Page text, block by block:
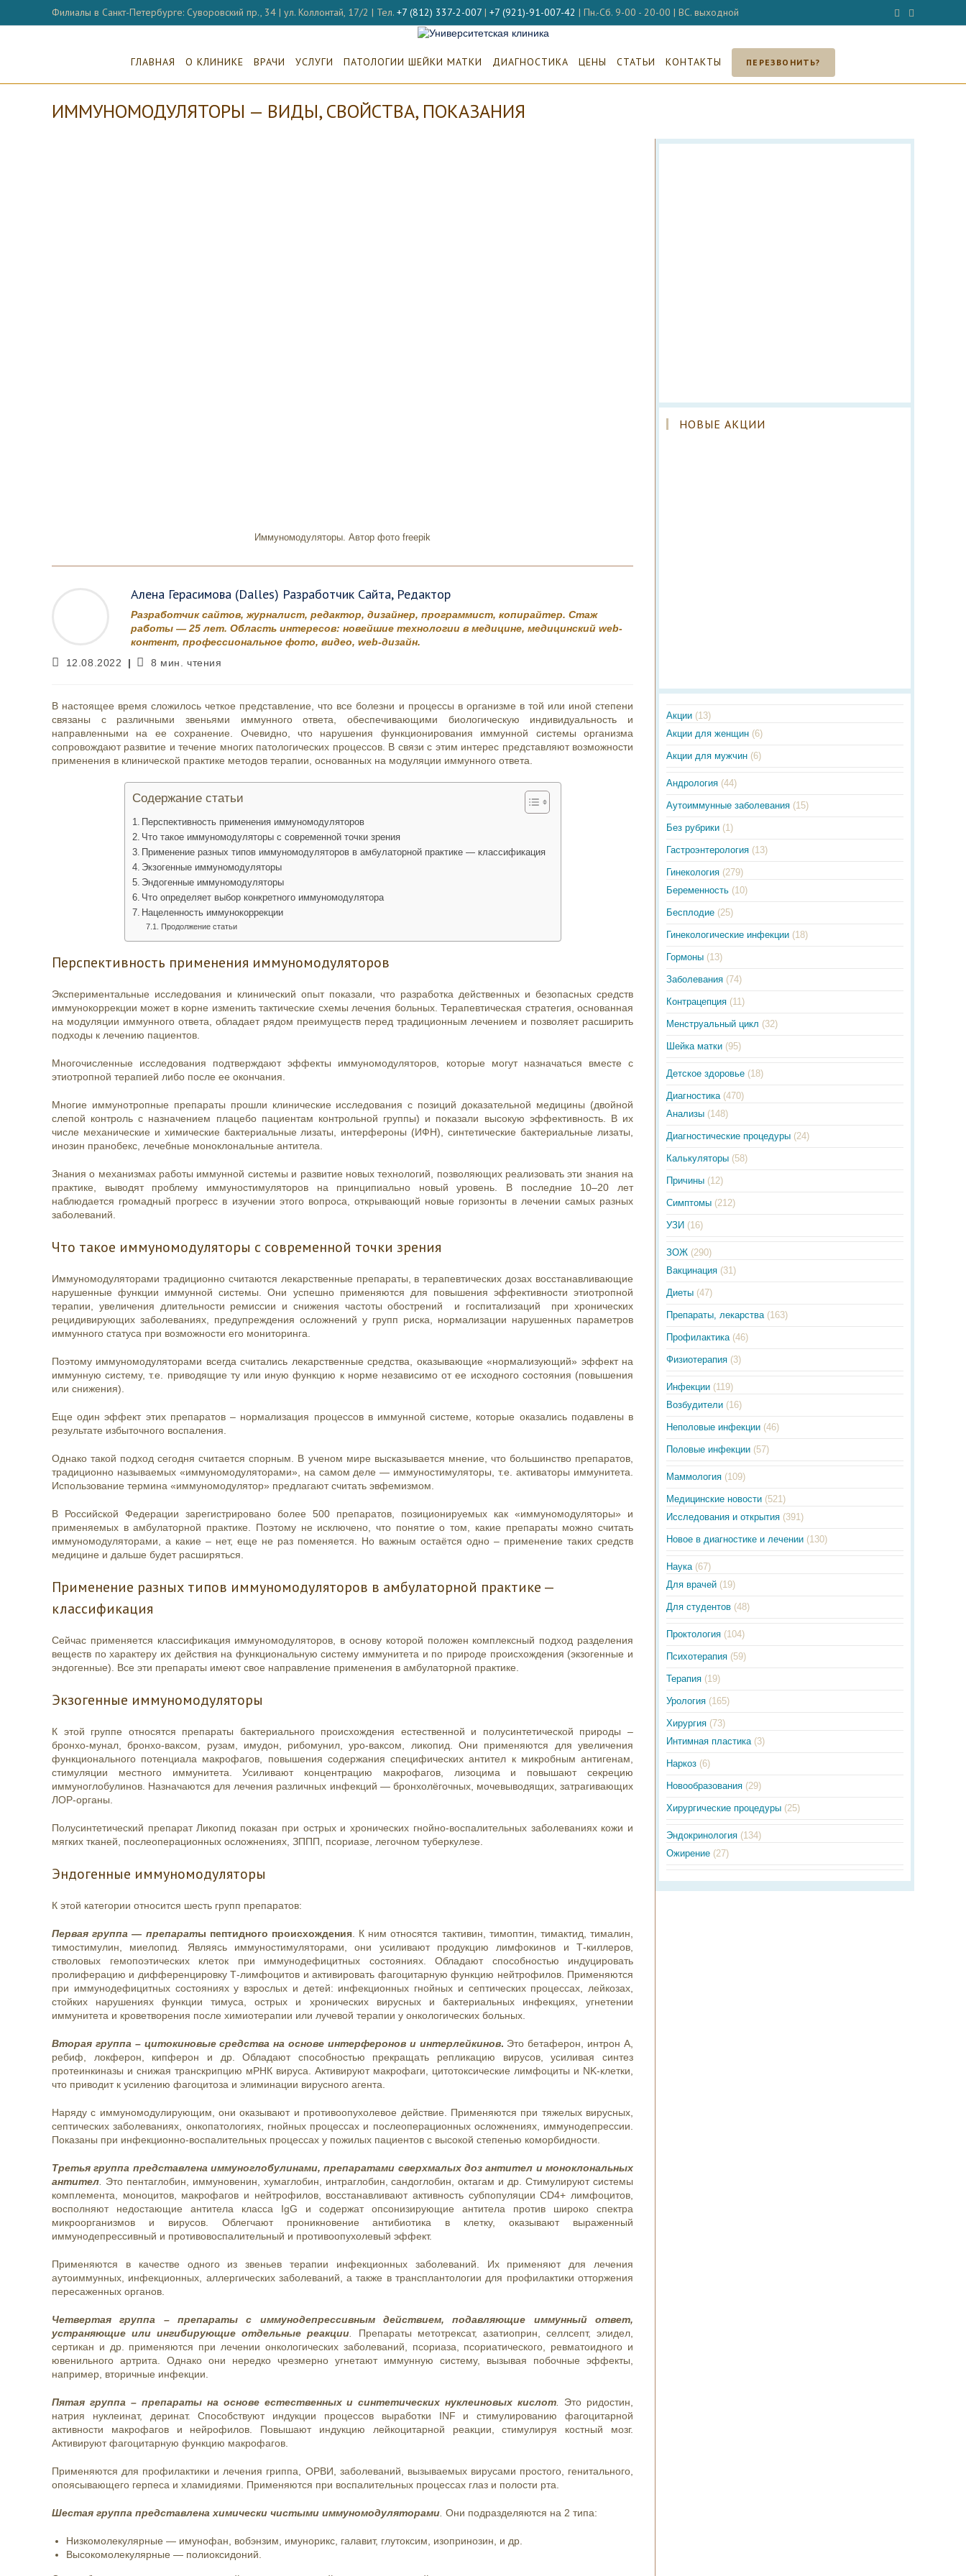
Филиалы в Санкт-Петербурге: Суворовский пр., 34 | ул. Коллонтай, 17/2 | Тел. +7 (812) 337-2-007 | +7 (921)-91-007-42 | Пн.-Сб. 9-00 - 20-00 | ВС. выходной
ГЛАВНАЯ О КЛИНИКЕ ВРАЧИ УСЛУГИ ПАТОЛОГИИ ШЕЙКИ МАТКИ ДИАГНОСТИКА ЦЕНЫ СТАТЬИ КОНТАКТЫ ПЕРЕЗВОНИТЬ?
ИММУНОМОДУЛЯТОРЫ — ВИДЫ, СВОЙСТВА, ПОКАЗАНИЯ
Иммуномодуляторы. Автор фото freepik
Алена Герасимова (Dalles) Разработчик Сайта, Редактор
Разработчик сайтов, журналист, редактор, дизайнер, программист, копирайтер. Стаж
работы — 25 лет. Область интересов: новейшие технологии в медицине, медицинский web-
контент, профессиональное фото, видео, web-дизайн.
Запись
12.08.2022
Время
8 мин. чтения
В настоящее время сложилось четкое представление, что все болезни и процессы в организме в той или иной степени
связаны с различными звеньями иммунного ответа, обеспечивающими биологическую индивидуальность и
направленными на ее сохранение. Очевидно, что нарушения функционирования иммунной системы организма
сопровождают развитие и течение многих патологических процессов. В связи с этим интерес представляют возможности
применения в клинической практике методов терапии, основанных на модуляции иммунного ответа.
Содержание статьи
Перспективность применения иммуномодуляторов
Что такое иммуномодуляторы с современной точки зрения
Применение разных типов иммуномодуляторов в амбулаторной практике — классификация
Экзогенные иммуномодуляторы
Эндогенные иммуномодуляторы
Что определяет выбор конкретного иммуномодулятора
Нацеленность иммунокоррекции
Продолжение статьи
Перспективность применения иммуномодуляторов
Экспериментальные исследования и клинический опыт показали, что разработка действенных и безопасных средств
иммунокоррекции может в корне изменить тактические схемы лечения больных. Терапевтическая стратегия, основанная
на модуляции иммунного ответа, обладает рядом преимуществ перед традиционным лечением и позволяет расширить
подходы к лечению пациентов.
Многочисленные исследования подтверждают эффекты иммуномодуляторов, которые могут назначаться вместе с
этиотропной терапией либо после ее окончания.
Многие иммунотропные препараты прошли клинические исследования с позиций доказательной медицины (двойной
слепой контроль с назначением плацебо пациентам контрольной группы) и показали высокую эффективность. В их
числе механические и химические бактериальные лизаты, интерфероны (ИФН), синтетические бактериальные лизаты,
инозин пранобекс, лечебные моноклональные антитела.
Знания о механизмах работы иммунной системы и развитие новых технологий, позволяющих реализовать эти знания на
практике, выводят проблему иммуностимуляторов на принципиально новый уровень. В последние 10–20 лет
наблюдается громадный прогресс в изучении этого вопроса, открывающий новые горизонты в лечении самых разных
заболеваний.
Что такое иммуномодуляторы с современной точки зрения
Иммуномодуляторами традиционно считаются лекарственные препараты, в терапевтических дозах восстанавливающие
нарушенные функции иммунной системы. Они успешно применяются для повышения эффективности этиотропной
терапии, увеличения длительности ремиссии и снижения частоты обострений и госпитализаций при хронических
рецидивирующих заболеваниях, предупреждения осложнений у групп риска, нормализации нарушенных параметров
иммунного статуса при возможности его мониторинга.
Поэтому иммуномодуляторами всегда считались лекарственные средства, оказывающие «нормализующий» эффект на
иммунную систему, т.е. приводящие ту или иную функцию к норме независимо от ее исходного состояния (повышения
или снижения).
Еще один эффект этих препаратов – нормализация процессов в иммунной системе, которые оказались подавлены в
результате избыточного воспаления.
Однако такой подход сегодня считается спорным. В ученом мире высказывается мнение, что большинство препаратов,
традиционно называемых «иммуномодуляторами», на самом деле — иммуностимуляторы, т.е. активаторы иммунитета.
Использование термина «иммуномодулятор» предлагают считать эвфемизмом.
В Российской Федерации зарегистрировано более 500 препаратов, позиционируемых как «иммуномодуляторы» и
применяемых в амбулаторной практике. Поэтому не исключено, что понятие о том, какие препараты можно считать
иммуномодуляторами, а какие – нет, еще не раз поменяется. Но важным остаётся одно – применение таких средств
медицине и дальше будет расширяться.
Применение разных типов иммуномодуляторов в амбулаторной практике —
классификация
Сейчас применяется классификация иммуномодуляторов, в основу которой положен комплексный подход разделения
веществ по характеру их действия на функциональную систему иммунитета и по природе происхождения (экзогенные и
эндогенные). Все эти препараты имеют свое направление применения в амбулаторной практике.
Экзогенные иммуномодуляторы
К этой группе относятся препараты бактериального происхождения естественной и полусинтетической природы –
бронхо-мунал, бронхо-ваксом, рузам, имудон, рибомунил, уро-ваксом, ликопид. Они применяются для увеличения
функционального потенциала макрофагов, повышения содержания специфических антител к микробным антигенам,
стимуляции местного иммунитета. Усиливают концентрацию макрофагов, лизоцима и повышают секрецию
иммуноглобулинов. Назначаются для лечения различных инфекций — бронхолёгочных, мочевыводящих, затрагивающих
ЛОР-органы.
Полусинтетический препарат Ликопид показан при острых и хронических гнойно-воспалительных заболеваниях кожи и
мягких тканей, послеоперационных осложнениях, ЗППП, псориазе, легочном туберкулезе.
Эндогенные иммуномодуляторы
К этой категории относится шесть групп препаратов:
Первая группа — препараты пептидного происхождения. К ним относятся тактивин, тимоптин, тимактид, тималин,
тимостимулин, миелопид. Являясь иммуностимуляторами, они усиливают продукцию лимфокинов и Т-киллеров,
стволовых гемопоэтических клеток при иммунодефицитных состояниях. Обладают способностью индуцировать
пролиферацию и дифференцировку Т-лимфоцитов и активировать фагоцитарную функцию нейтрофилов. Применяются
при иммунодефицитных состояниях у взрослых и детей: инфекционных гнойных и септических процессах, лейкозах,
стойких нарушениях функции тимуса, острых и хронических вирусных и бактериальных инфекциях, угнетении
иммунитета и кроветворения после химиотерапии или лучевой терапии у онкологических больных.
Вторая группа – цитокиновые средства на основе интерферонов и интерлейкинов. Это бетаферон, интрон А,
ребиф, локферон, кипферон и др. Обладают способностью прекращать репликацию вирусов, усиливая синтез
протеинкиназы и снижая транскрипцию мРНК вируса. Активируют макрофаги, цитотоксические лимфоциты и NK-клетки,
что приводит к усилению фагоцитоза и элиминации вирусного агента.
Наряду с иммуномодулирующим, они оказывают и противоопухолевое действие. Применяются при тяжелых вирусных,
септических заболеваниях, онкопатологиях, гнойных процессах и послеоперационных осложнениях, иммунодепрессии.
Показаны при инфекционно-воспалительных процессах у пожилых пациентов с высокой степенью коморбидности.
Третья группа представлена иммуноглобулинами, препаратами сверхмалых доз антител и моноклональных
антител
Это пентаглобин, иммуновенин, хумаглобин, интраглобин, сандоглобин, октагам и др. Стимулируют системы
комплемента, моноцитов, макрофагов и нейтрофилов, восстанавливают активность субпопуляции CD4+ лимфоцитов,
восполняют недостающие антитела класса IgG и содержат опсонизирующие антитела против широко спектра
микроорганизмов и вирусов. Облегчают проникновение антибиотика в клетку, оказывают выраженный
иммунодепрессивный и противовоспалительный и противоопухолевый эффект.
Применяются в качестве одного из звеньев терапии инфекционных заболеваний. Их применяют для лечения
аутоиммунных, инфекционных, аллергических заболеваний, а также в трансплантологии для профилактики отторжения
пересаженных органов.
Четвертая группа – препараты с иммунодепрессивным действием, подавляющие иммунный ответ,
устраняющие или ингибирующие отдельные реакции
Препараты метотрексат, азатиоприн, селлсепт, элидел,
сертикан и др. применяются при лечении онкологических заболеваний, псориаза, псориатического, ревматоидного и
ювенильного артрита. Однако они нередко чрезмерно угнетают иммунную систему, вызывая побочные эффекты,
например, вторичные инфекции.
Пятая группа – препараты на основе естественных и синтетических нуклеиновых кислот
Это ридостин,
натрия нуклеинат, деринат. Способствуют индукции процессов выработки INF и стимулированию фагоцитарной
активности макрофагов и нейрофилов. Повышают индукцию лейкоцитарной реакции, стимулируя костный мозг.
Активируют фагоцитарную функцию макрофагов.
Применяются для профилактики и лечения гриппа, ОРВИ, заболеваний, вызываемых вирусами простого, генитального,
опоясывающего герпеса и хламидиями. Применяются при воспалительных процессах глаз и полости рта.
Шестая группа представлена химически чистыми иммуномодуляторами Они подразделяются на 2 типа:
Низкомолекулярные — имунофан, вобэнзим, имунорикс, галавит, глутоксим, изопринозин, и др.
Высокомолекулярные — полиоксидоний.
НОВЫЕ АКЦИИ
Акции (13)
Акции для женщин (6)
Акции для мужчин (6)
Андрология (44)
Аутоиммунные заболевания (15)
Без рубрики (1)
Гастроэнтерология (13)
Гинекология (279)
Беременность (10)
Бесплодие (25)
Гинекологические инфекции (18)
Гормоны (13)
Заболевания (74)
Контрацепция (11)
Менструальный цикл (32)
Шейка матки (95)
Детское здоровье (18)
Диагностика (470)
Анализы (148)
Диагностические процедуры (24)
Калькуляторы (58)
Причины (12)
Симптомы (212)
УЗИ (16)
ЗОЖ (290)
Вакцинация (31)
Диеты (47)
Препараты, лекарства (163)
Профилактика (46)
Физиотерапия (3)
Инфекции (119)
Возбудители (16)
Неполовые инфекции (46)
Половые инфекции (57)
Маммология (109)
Медицинские новости (521)
Исследования и открытия (391)
Новое в диагностике и лечении (130)
Наука (67)
Для врачей (19)
Для студентов (48)
Проктология (104)
Психотерапия (59)
Терапия (19)
Урология (165)
Хирургия (73)
Интимная пластика (3)
Наркоз (6)
Новообразования (29)
Хирургические процедуры (25)
Эндокринология (134)
Ожирение (27)